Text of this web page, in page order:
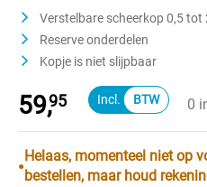
Verstelbare scheerkop 0,5 tot
Reserve onderdelen
Kopje is niet slijpbaar
59,95 0
Helaas, momenteel niet op
bestellen, maar houd